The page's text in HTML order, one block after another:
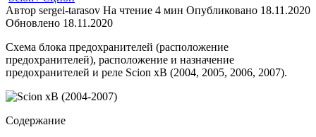
Автор sergei-tarasov На чтение 4 мин Опубликовано 18.11.2020
Обновлено 18.11.2020
Схема блока предохранителей (расположение
предохранителей), расположение и назначение
предохранителей и реле Scion xB (2004, 2005, 2006, 2007).
Содержание